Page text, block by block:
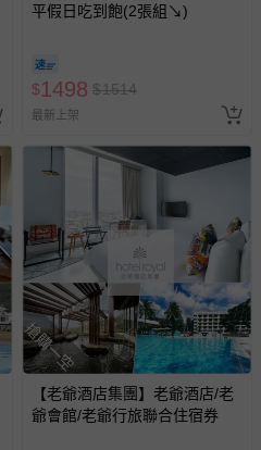
平假日吃到飽(2張組↘)
$1498 $1514
最新上架
搶購一空
【老爺酒店集團】老爺酒店/老
爺會館/老爺行旅聯合住宿券